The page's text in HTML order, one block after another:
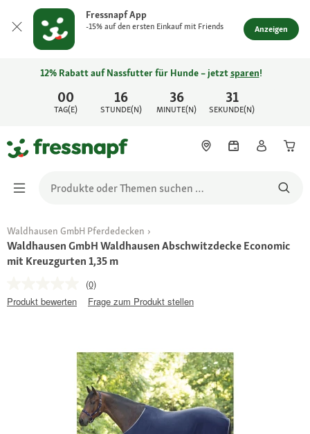
Fressnapf App
-15% auf den ersten Einkauf mit Friends Anzeigen
00
TAG(E)
16
STUNDE(N)
36
MINUTE(N)
31
SEKUNDE(N)
12% Rabatt auf Nassfutter für Hunde – jetztsparen!
Waldhausen GmbH Pferdedecken
Waldhausen GmbH Waldhausen Abschwitzdecke Economic
mit Kreuzgurten 1,35 m
(0)
Produkt bewerten
Frage zum Produkt stellen